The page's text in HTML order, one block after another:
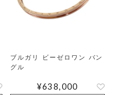
ブルガリ ビーゼロワン バン
グル
¥638,000